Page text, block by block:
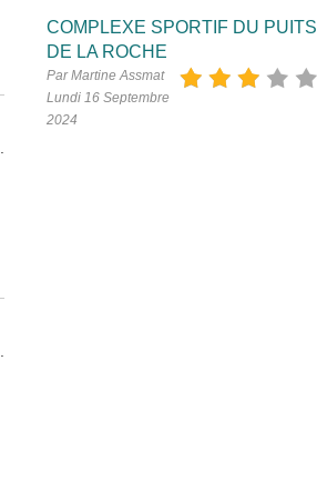
COMPLEXE SPORTIF DU PUITS
DE LA ROCHE
Par Martine Assmat
Lundi 16 Septembre
2024